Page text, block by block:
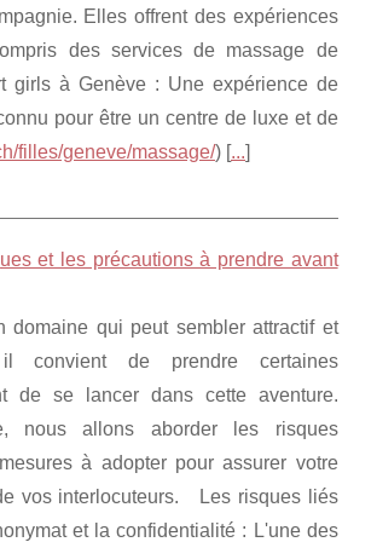
Elles offrent des expériences
des services de massage de
girls à Genève : Une expérience de
pour être un centre de luxe et de
filles/geneve/massage/) [...]
et les précautions à prendre avant
domaine qui peut sembler attractif et
convient de prendre certaines
de se lancer dans cette aventure.
nous allons aborder les risques
à adopter pour assurer votre
vos interlocuteurs. Les risques liés
et la confidentialité : L'une des